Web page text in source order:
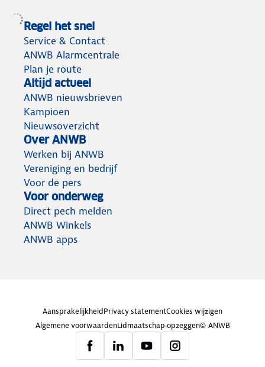
Regel het snel
Service & Contact
ANWB Alarmcentrale
Plan je route
Altijd actueel
ANWB nieuwsbrieven
Kampioen
Nieuwsoverzicht
Over ANWB
Werken bij ANWB
Vereniging en bedrijf
Voor de pers
Voor onderweg
Direct pech melden
ANWB Winkels
ANWB apps
AansprakelijkheidPrivacy statementCookies wijzigen
Algemene voorwaardenLidmaatschap opzeggen© ANWB